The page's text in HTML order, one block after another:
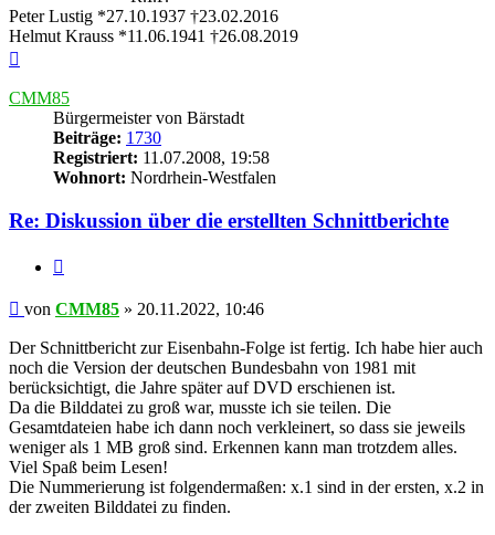
Peter Lustig *27.10.1937 †23.02.2016
Helmut Krauss *11.06.1941 †26.08.2019
CMM85
Bürgermeister von Bärstadt
Beiträge: 1730
Registriert: 11.07.2008, 19:58
Wohnort: Nordrhein-Westfalen
Re: Diskussion über die erstellten Schnittberichte
Beitrag
von CMM85 » 20.11.2022, 10:46
Der Schnittbericht zur Eisenbahn-Folge ist fertig. Ich habe hier auch
noch die Version der deutschen Bundesbahn von 1981 mit
berücksichtigt, die Jahre später auf DVD erschienen ist.
Da die Bilddatei zu groß war, musste ich sie teilen. Die
Gesamtdateien habe ich dann noch verkleinert, so dass sie jeweils
weniger als 1 MB groß sind. Erkennen kann man trotzdem alles.
Viel Spaß beim Lesen!
Die Nummerierung ist folgendermaßen: x.1 sind in der ersten, x.2 in
der zweiten Bilddatei zu finden.